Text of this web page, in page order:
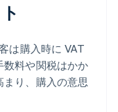
は購入時に VAT
数料や関税はかか
まり、購入の意思